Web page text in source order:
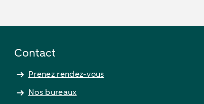
Contact
Prenez rendez-vous
Nos bureaux